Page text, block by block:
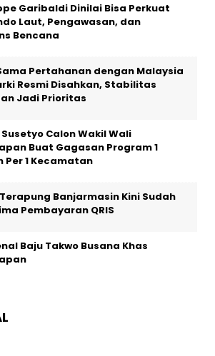
Garibaldi Dinilai Bisa Perkuat
Laut, Pengawasan, dan
Bencana
Pertahanan dengan Malaysia
Resmi Disahkan, Stabilitas
Jadi Prioritas
Calon Wakil Wali
Buat Gagasan Program 1
Per 1 Kecamatan
Banjarmasin Kini Sudah
Pembayaran QRIS
Baju Takwo Busana Khas